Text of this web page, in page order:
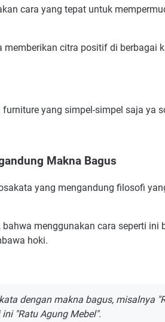
Sederhana
Tepat
cara yang tepat untuk
citra positif di berbagai
yang simpel-simpel saja ya
Makna Bagus
yang mengandung filosofi
menggunakan cara seperti ini
hoki.
dengan makna bagus, misalnya
"Ratu Agung Mebel".